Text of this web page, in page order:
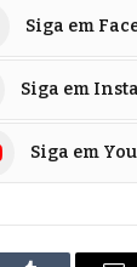
Siga em
Siga em
Siga em